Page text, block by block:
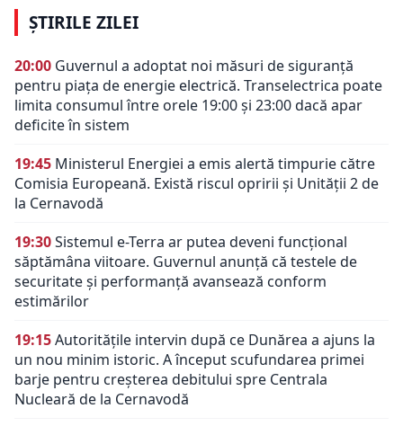
ȘTIRILE ZILEI
20:00 Guvernul a adoptat noi măsuri de siguranță
pentru piața de energie electrică. Transelectrica poate
limita consumul între orele 19:00 și 23:00 dacă apar
deficite în sistem
19:45 Ministerul Energiei a emis alertă timpurie către
Comisia Europeană. Există riscul opririi și Unității 2 de
la Cernavodă
19:30Sistemul e-Terra ar putea deveni funcțional
săptămâna viitoare. Guvernul anunță că testele de
securitate și performanță avansează conform
estimărilor
19:15Autoritățile intervin după ce Dunărea a ajuns la
un nou minim istoric. A început scufundarea primei
barje pentru creșterea debitului spre Centrala
Nucleară de la Cernavodă